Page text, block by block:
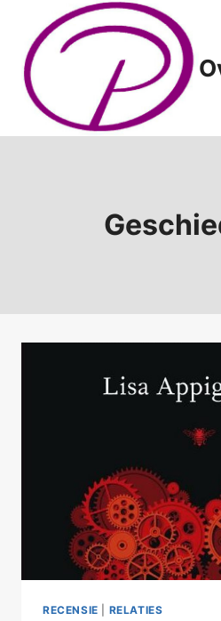
Doorgaan
inhoud
RECENSIE RELATIES